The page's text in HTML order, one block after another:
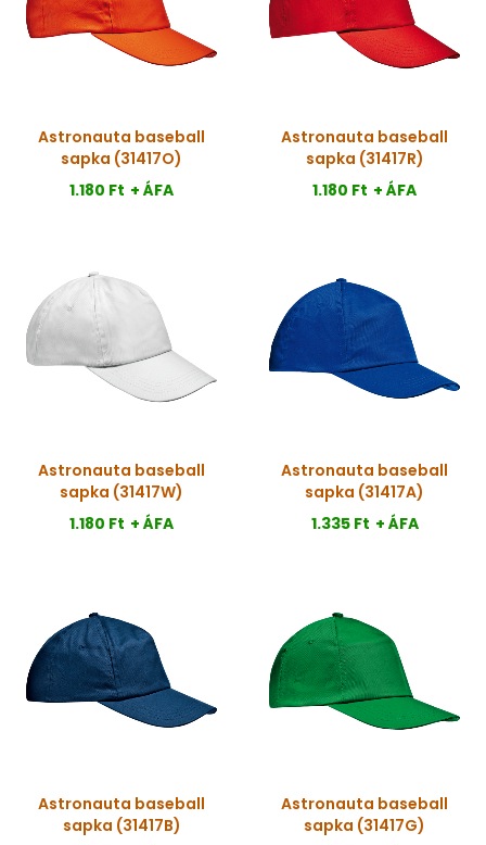
Astronauta baseball
sapka (31417O)
1.180 Ft + ÁFA
Astronauta baseball
sapka (31417R)
1.180 Ft + ÁFA
Astronauta baseball
sapka (31417W)
1.180 Ft + ÁFA
Astronauta baseball
sapka (31417A)
1.335 Ft + ÁFA
Astronauta baseball
sapka (31417B)
Astronauta baseball
sapka (31417G)